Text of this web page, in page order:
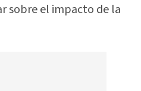
sobre el impacto de la